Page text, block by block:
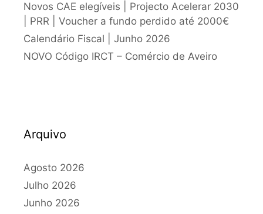
Novos CAE elegíveis | Projecto Acelerar 2030
| PRR | Voucher a fundo perdido até 2000€
Calendário Fiscal | Junho 2026
NOVO Código IRCT – Comércio de Aveiro
Arquivo
Agosto 2026
Julho 2026
Junho 2026